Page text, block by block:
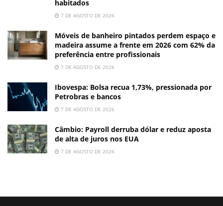
habitados
7 DE AGOSTO DE 2026
Móveis de banheiro pintados perdem espaço e
madeira assume a frente em 2026 com 62% da
preferência entre profissionais
7 DE AGOSTO DE 2026
Ibovespa: Bolsa recua 1,73%, pressionada por
Petrobras e bancos
7 DE AGOSTO DE 2026
Câmbio: Payroll derruba dólar e reduz aposta
de alta de juros nos EUA
7 DE AGOSTO DE 2026